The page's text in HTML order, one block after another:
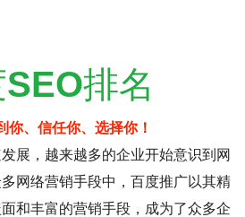
SEO排名
你、信任你、选择你！
展，越来越多的企业开始意识到网
网络营销手段中，百度推广以其精
和丰富的营销手段，成为了众多企